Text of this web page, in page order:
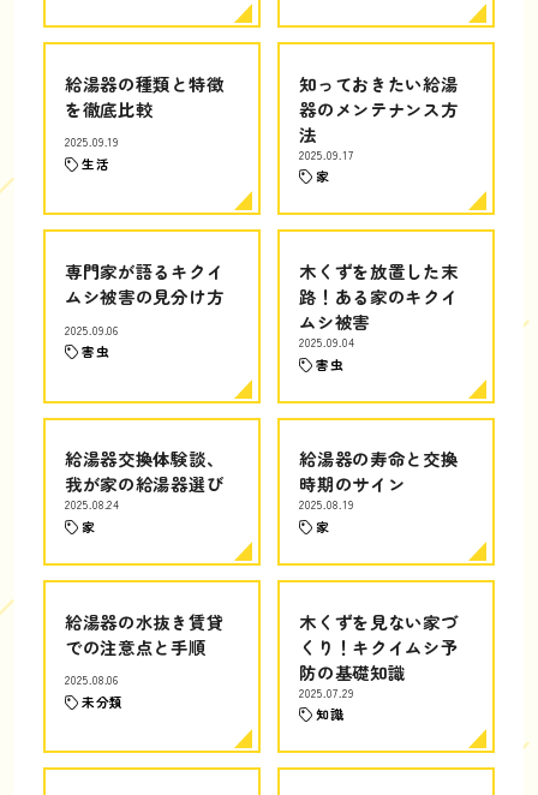
給湯器の種類と特徴
を徹底比較
2025.09.19
生活
知っておきたい給湯
器のメンテナンス方
法
2025.09.17
家
専門家が語るキクイ
ムシ被害の見分け方
2025.09.06
害虫
木くずを放置した末
路！ある家のキクイ
ムシ被害
2025.09.04
害虫
給湯器交換体験談、
我が家の給湯器選び
2025.08.24
家
給湯器の寿命と交換
時期のサイン
2025.08.19
家
給湯器の水抜き賃貸
での注意点と手順
2025.08.06
未分類
木くずを見ない家づ
くり！キクイムシ予
防の基礎知識
2025.07.29
知識